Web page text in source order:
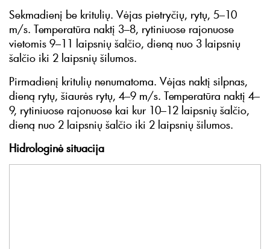
Sekmadienį be kritulių. Vėjas pietryčių, rytų, 5–10
m/s. Temperatūra naktį 3–8, rytiniuose rajonuose
vietomis 9–11 laipsnių šalčio, dieną nuo 3 laipsnių
šalčio iki 2 laipsnių šilumos.
Pirmadienį kritulių nenumatoma. Vėjas naktį silpnas,
dieną rytų, šiaurės rytų, 4–9 m/s. Temperatūra naktį 4–
9, rytiniuose rajonuose kai kur 10–12 laipsnių šalčio,
dieną nuo 2 laipsnių šalčio iki 2 laipsnių šilumos.
Hidrologinė situacija